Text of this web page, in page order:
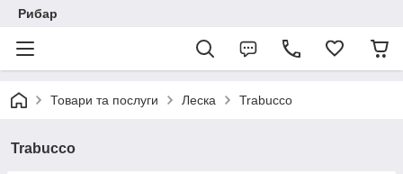
Рибар
Товари та послуги Леска Trabucco
Trabucco